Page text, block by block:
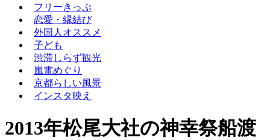
フリーきっぷ
恋愛・縁結び
外国人オススメ
子ども
渋滞しらず観光
嵐電めぐり
京都らしい風景
インスタ映え
2013年松尾大社の神幸祭船渡